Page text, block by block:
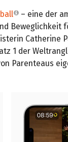
– eine der
Beweglichkeit
Catherine
1 der
Parenteaus